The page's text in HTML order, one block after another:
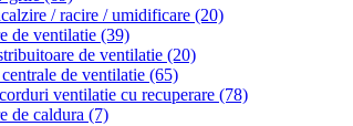
/ racire / umidificare (20)
de ventilatie (39)
de ventilatie (20)
de ventilatie (65)
ventilatie cu recuperare (78)
de caldura (7)